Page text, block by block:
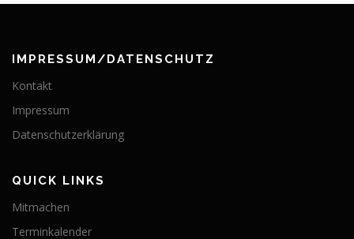
IMPRESSUM/DATENSCHUTZ
Kontakt
Impressum
Datenschutzerklärung
QUICK LINKS
Mitmachen
Terminkalender